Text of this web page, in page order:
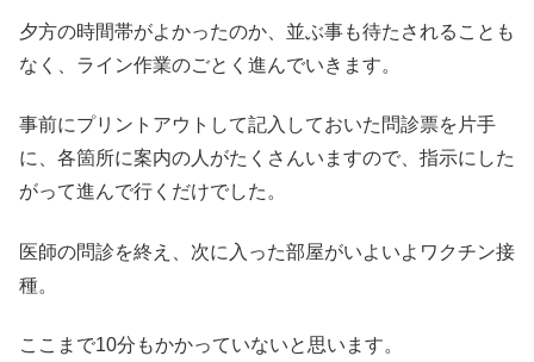
夕方の時間帯がよかったのか、並ぶ事も待たされることも
なく、ライン作業のごとく進んでいきます。
事前にプリントアウトして記入しておいた問診票を片手
に、各箇所に案内の人がたくさんいますので、指示にした
がって進んで行くだけでした。
医師の問診を終え、次に入った部屋がいよいよワクチン接
種。
ここまで10分もかかっていないと思います。